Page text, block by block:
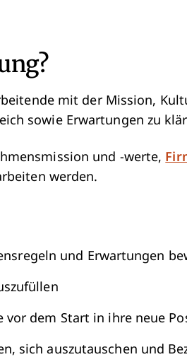
mit der Mission,
sowie Erwartungen zu
und -werte,
werden.
und Erwartungen
vor dem Start in ihre neue
sich auszutauschen und